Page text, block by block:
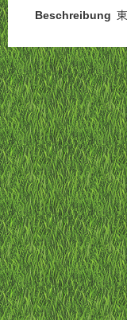
Beschreibung